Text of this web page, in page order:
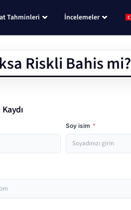
Tahminleri İncelemeler
Riskli Bahis mi?
Soy isim *